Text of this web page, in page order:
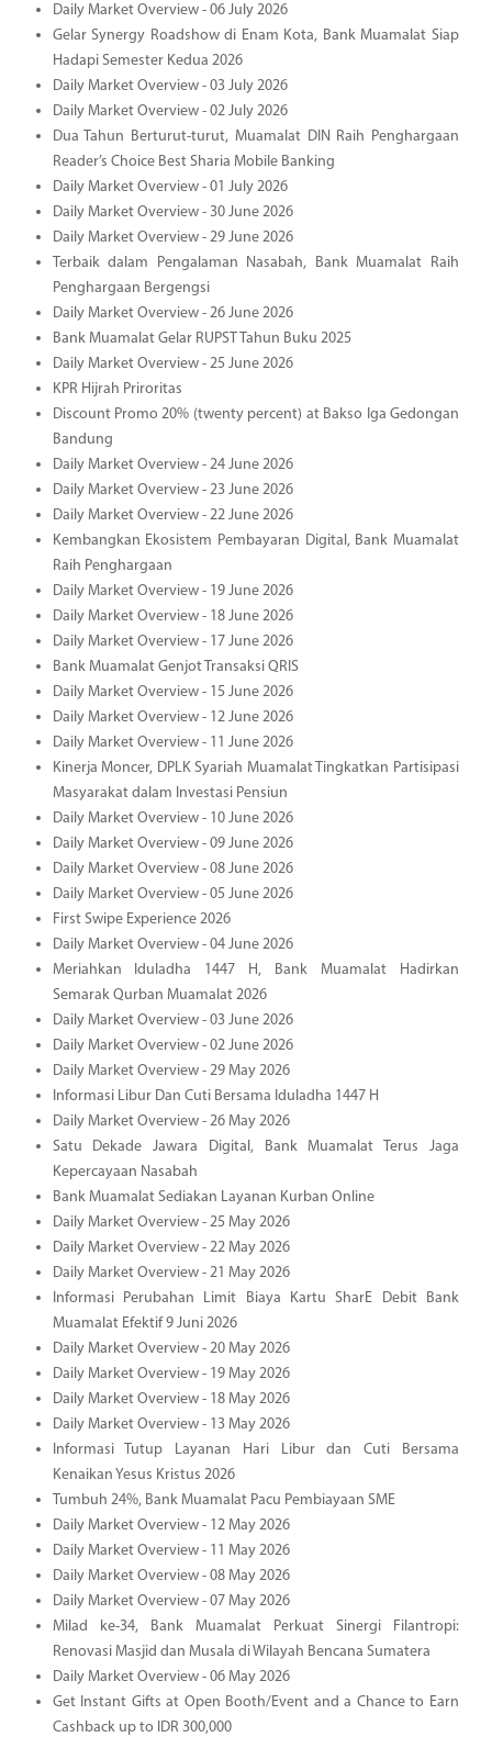
Daily Market Overview - 06 July 2026
Gelar Synergy Roadshow di Enam Kota, Bank Muamalat Siap
Hadapi Semester Kedua 2026
Daily Market Overview - 03 July 2026
Daily Market Overview - 02 July 2026
Dua Tahun Berturut-turut, Muamalat DIN Raih Penghargaan
Reader’s Choice Best Sharia Mobile Banking
Daily Market Overview - 01 July 2026
Daily Market Overview - 30 June 2026
Daily Market Overview - 29 June 2026
Terbaik dalam Pengalaman Nasabah, Bank Muamalat Raih
Penghargaan Bergengsi
Daily Market Overview - 26 June 2026
Bank Muamalat Gelar RUPST Tahun Buku 2025
Daily Market Overview - 25 June 2026
KPR Hijrah Priroritas
Discount Promo 20% (twenty percent) at Bakso Iga Gedongan
Bandung
Daily Market Overview - 24 June 2026
Daily Market Overview - 23 June 2026
Daily Market Overview - 22 June 2026
Kembangkan Ekosistem Pembayaran Digital, Bank Muamalat
Raih Penghargaan
Daily Market Overview - 19 June 2026
Daily Market Overview - 18 June 2026
Daily Market Overview - 17 June 2026
Bank Muamalat Genjot Transaksi QRIS
Daily Market Overview - 15 June 2026
Daily Market Overview - 12 June 2026
Daily Market Overview - 11 June 2026
Kinerja Moncer, DPLK Syariah Muamalat Tingkatkan Partisipasi
Masyarakat dalam Investasi Pensiun
Daily Market Overview - 10 June 2026
Daily Market Overview - 09 June 2026
Daily Market Overview - 08 June 2026
Daily Market Overview - 05 June 2026
First Swipe Experience 2026
Daily Market Overview - 04 June 2026
Meriahkan Iduladha 1447 H, Bank Muamalat Hadirkan
Semarak Qurban Muamalat 2026
Daily Market Overview - 03 June 2026
Daily Market Overview - 02 June 2026
Daily Market Overview - 29 May 2026
Informasi Libur Dan Cuti Bersama Iduladha 1447 H
Daily Market Overview - 26 May 2026
Satu Dekade Jawara Digital, Bank Muamalat Terus Jaga
Kepercayaan Nasabah
Bank Muamalat Sediakan Layanan Kurban Online
Daily Market Overview - 25 May 2026
Daily Market Overview - 22 May 2026
Daily Market Overview - 21 May 2026
Informasi Perubahan Limit Biaya Kartu SharE Debit Bank
Muamalat Efektif 9 Juni 2026
Daily Market Overview - 20 May 2026
Daily Market Overview - 19 May 2026
Daily Market Overview - 18 May 2026
Daily Market Overview - 13 May 2026
Informasi Tutup Layanan Hari Libur dan Cuti Bersama
Kenaikan Yesus Kristus 2026
Tumbuh 24%, Bank Muamalat Pacu Pembiayaan SME
Daily Market Overview - 12 May 2026
Daily Market Overview - 11 May 2026
Daily Market Overview - 08 May 2026
Daily Market Overview - 07 May 2026
Milad ke-34, Bank Muamalat Perkuat Sinergi Filantropi:
Renovasi Masjid dan Musala di Wilayah Bencana Sumatera
Daily Market Overview - 06 May 2026
Get Instant Gifts at Open Booth/Event and a Chance to Earn
Cashback up to IDR 300,000